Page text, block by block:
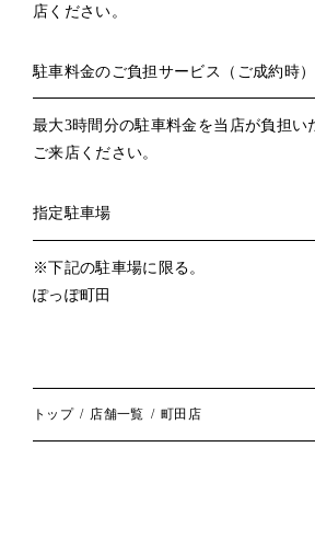
トップ 店舗一覧 町田店
店ください。
駐車料金のご負担サービス（ご成約時）
最大3時間分の駐車料金を当店が負担い
ご来店ください。
指定駐車場
※下記の駐車場に限る。
ぽっぽ町田